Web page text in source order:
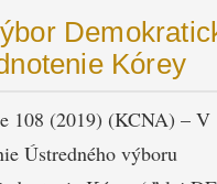
Kórey
108 (2019) (KCNA) – V
Ústredného výboru